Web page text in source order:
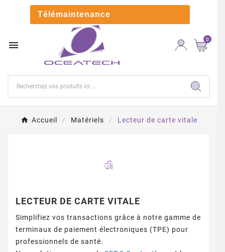
 0
Accueil Matériels Lecteur de carte vitale
LECTEUR DE CARTE VITALE
Simplifiez vos transactions grâce à notre gamme de
terminaux de paiement électroniques (TPE) pour
professionnels de santé.
Télémaintenance